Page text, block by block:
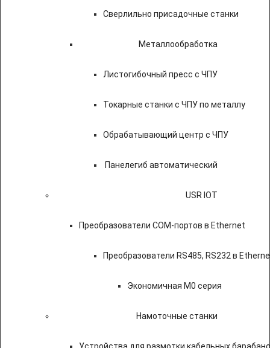
Сверлильно присадочные станки
Металлообработка
Листогибочный пресс с ЧПУ
Токарные станки с ЧПУ по металлу
Обрабатывающий центр с ЧПУ
Панелегиб автоматический
USR IOT
Преобразователи COM-портов в Ethernet
Преобразователи RS485, RS232 в
Экономичная M0 серия
Намоточные станки